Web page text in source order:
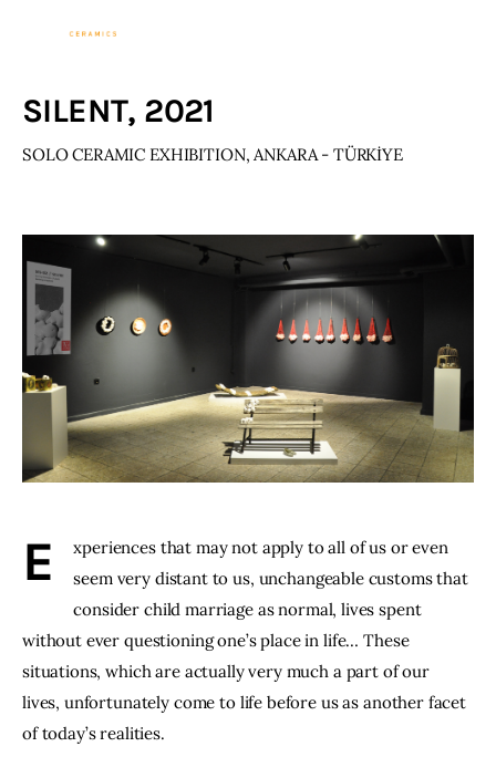
Ceramics
Associate Professor Sevinç KÖSEOĞLU
WORKS
NEWS
Events
Contact
SILENT, 2021
SOLO CERAMIC EXHIBITION, ANKARA - TÜRKİYE
E
xperiences that may not apply to all of us or even
seem very distant to us, unchangeable customs that
consider child marriage as normal, lives spent
without ever questioning one’s place in life… These
situations, which are actually very much a part of our
lives, unfortunately come to life before us as another facet
of today’s realities.